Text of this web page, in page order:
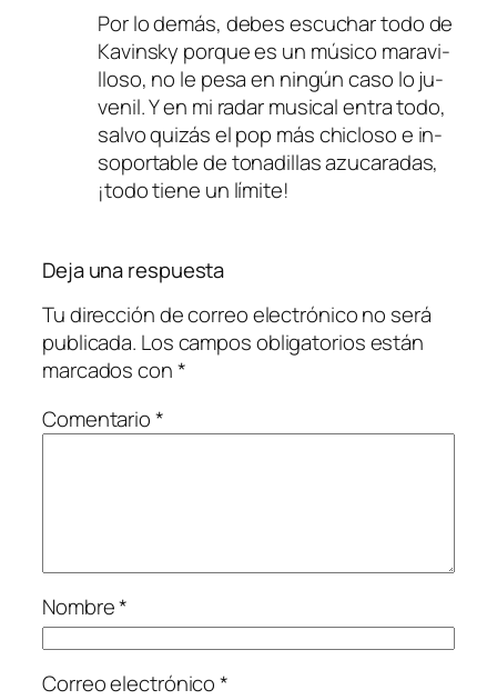
Por lo de­más, de­bes es­cu­char to­do de
Kavinsky por­que es un mú­si­co ma­ra­vi­
llo­so, no le pe­sa en nin­gún ca­so lo ju­
ve­nil. Y en mi ra­dar mu­si­cal en­tra to­do,
sal­vo qui­zás elpop más chi­clo­so e in­
so­por­ta­ble de to­na­di­llas azu­ca­ra­das,
¡to­do tie­ne un límite!
Deja una respuesta
Tu dirección de correo electrónico no será
publicada. Los campos obligatorios están
marcados con*
Comentario*
Nombre*
Correo electrónico*